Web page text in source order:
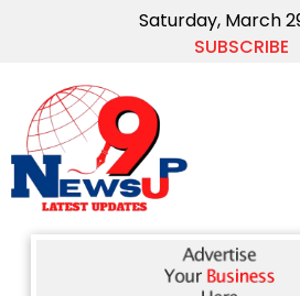
Saturday, March
SUBSCRIBE